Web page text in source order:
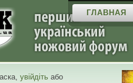
ГЛАВНАЯ
увійдіть або